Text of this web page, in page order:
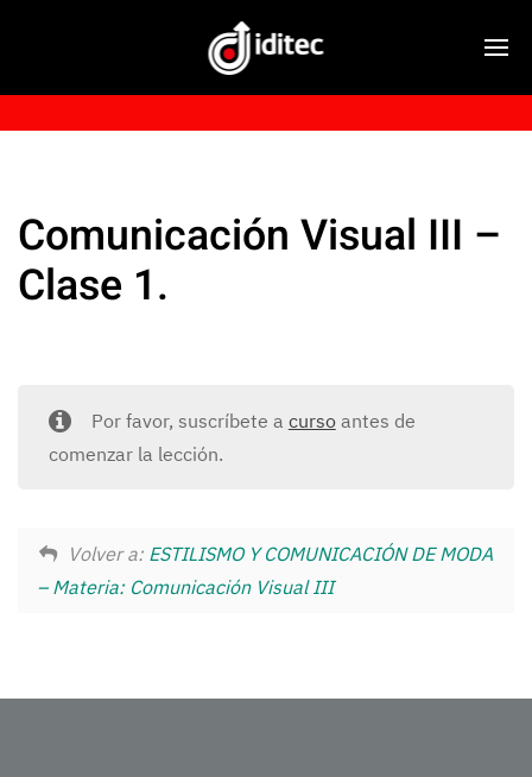
Comunicación Visual III –
Clase 1.
Por favor, suscríbete a cursoantes de
comenzar la lección.
Volver a: ESTILISMO Y COMUNICACIÓN DE MODA
– Materia: Comunicación Visual III